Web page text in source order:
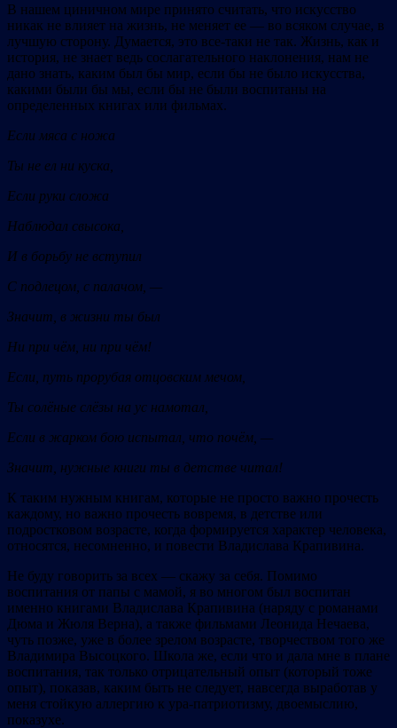
В нашем циничном мире принято считать, что искусство
никак не влияет на жизнь, не меняет ее — во всяком случае, в
лучшую сторону. Думается, это все-таки не так. Жизнь, как и
история, не знает ведь сослагательного наклонения, нам не
дано знать, каким был бы мир, если бы не было искусства,
какими были бы мы, если бы не были воспитаны на
определенных книгах или фильмах.
Если мяса с ножа
Ты не ел ни куска,
Если руки сложа
Наблюдал свысока,
И в борьбу не вступил
С подлецом, с палачом, —
Значит, в жизни ты был
Ни при чём, ни при чём!
Если, путь прорубая отцовским мечом,
Ты солёные слёзы на ус намотал,
Если в жарком бою испытал, что почём, —
Значит, нужные книги ты в детстве читал!
К таким нужным книгам, которые не просто важно прочесть
каждому, но важно прочесть вовремя, в детстве или
подростковом возрасте, когда формируется характер человека,
относятся, несомненно, и повести Владислава Крапивина.
Не буду говорить за всех — скажу за себя. Помимо
воспитания от папы с мамой, я во многом был воспитан
именно книгами Владислава Крапивина (наряду с романами
Дюма и Жюля Верна), а также фильмами Леонида Нечаева,
чуть позже, уже в более зрелом возрасте, творчеством того же
Владимира Высоцкого. Школа же, если что и дала мне в плане
воспитания, так только отрицательный опыт (который тоже
опыт), показав, каким быть не следует, навсегда выработав у
меня стойкую аллергию к ура-патриотизму, двоемыслию,
показухе.